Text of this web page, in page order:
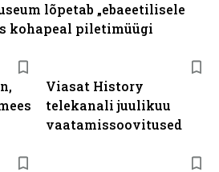
Viasat History
telekanali juulikuu
vaatamissoovitused
lõpetab „ebaeetilisele
kohapeal piletimüügi